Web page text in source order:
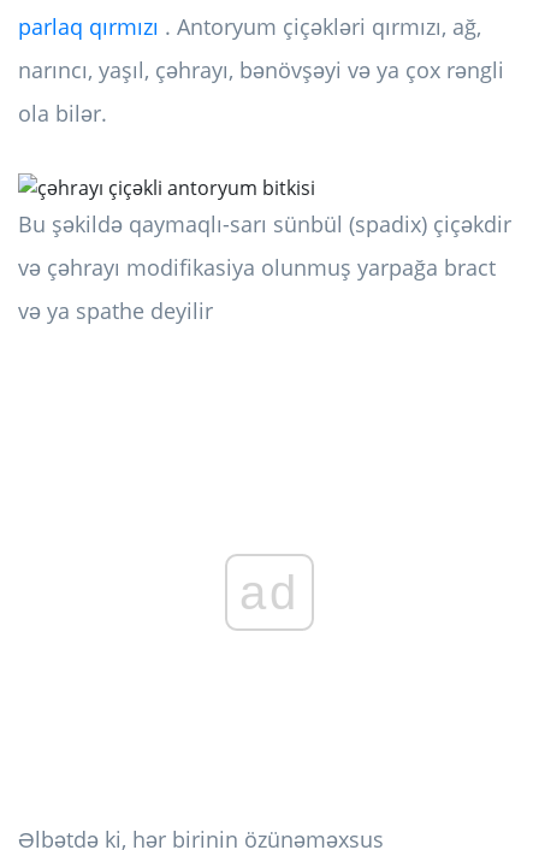
parlaq qırmızı . Antoryum çiçəkləri qırmızı, ağ,
narıncı, yaşıl, çəhrayı, bənövşəyi və ya çox rəngli
ola bilər.
Bu şəkildə qaymaqlı-sarı sünbül (spadix) çiçəkdir
və çəhrayı modifikasiya olunmuş yarpağa bract
və ya spathe deyilir
ad
Əlbətdə ki, hər birinin özünəməxsus